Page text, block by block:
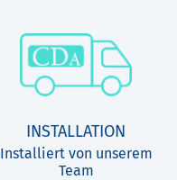
INSTALLATION
Installiert von unserem
Team